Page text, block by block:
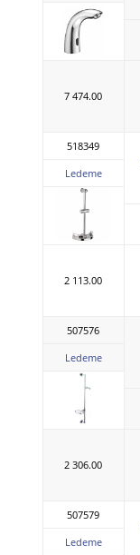
7 474.00
518349
Ledeme
2 113.00
507576
Ledeme
2 306.00
507579
Ledeme